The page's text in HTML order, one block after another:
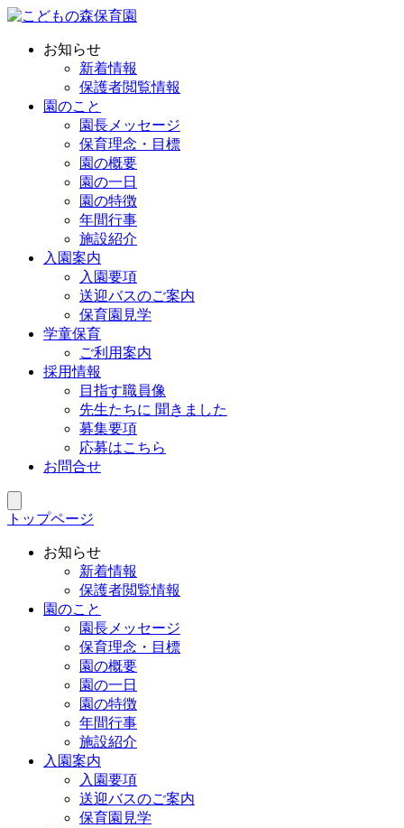
お知らせ
新着情報
保護者閲覧情報
園のこと
園長メッセージ
保育理念・目標
園の概要
園の一日
園の特徴
年間行事
施設紹介
入園案内
入園要項
送迎バスのご案内
保育園見学
学童保育
ご利用案内
採用情報
目指す職員像
先生たちに 聞きました
募集要項
応募はこちら
お問合せ
トップページ
お知らせ
新着情報
保護者閲覧情報
園のこと
園長メッセージ
保育理念・目標
園の概要
園の一日
園の特徴
年間行事
施設紹介
入園案内
入園要項
送迎バスのご案内
保育園見学